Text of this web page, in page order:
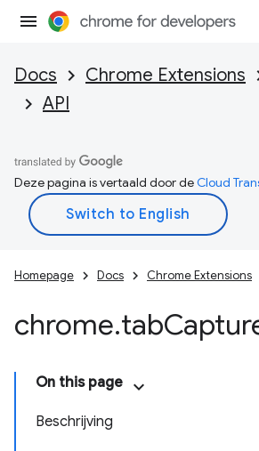
Docs Chrome Extensions
API
Deze pagina is vertaald door deCloud
Homepage Docs Chrome Extensions
chrome.tab
On this page
Beschrijving